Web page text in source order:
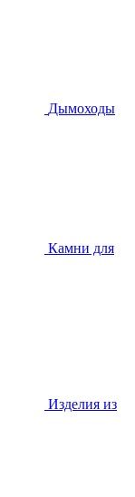
Дымоходы
Камни для
Изделия из